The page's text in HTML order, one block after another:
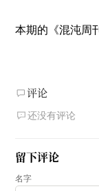
本期的《混沌周
评论
还没有评论
留下评论
名字